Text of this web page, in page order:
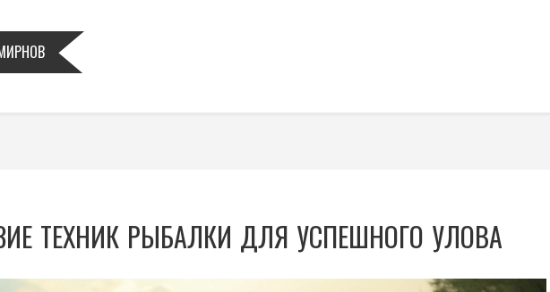
ТЕХНИК РЫБАЛКИ ДЛЯ УСПЕШНОГО УЛОВА